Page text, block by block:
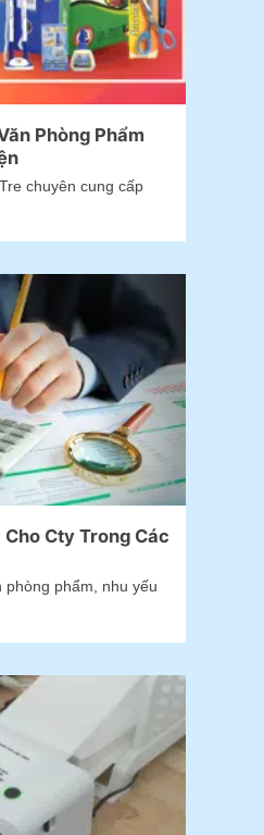
Phòng Phẩm
chuyên cung cấp
Cty Trong Các
phòng phẩm, nhu yếu